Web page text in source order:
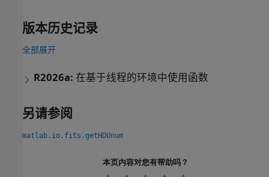
版本历史记录
全部展开
R2026a: 在基于线程的环境中使用函数
另请参阅
matlab.io.fits.getHDUnum
本页内容对您有帮助吗？